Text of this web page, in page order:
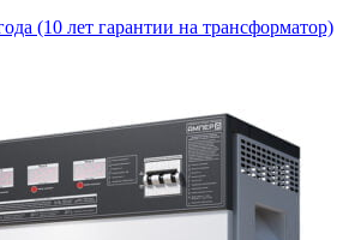
(10 лет гарантии на трансформатор)